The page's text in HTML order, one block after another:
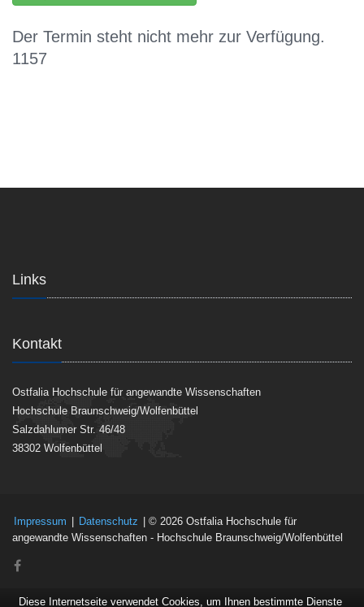
Der Termin steht nicht mehr zur Verfügung.
1157
Links
Kontakt
Ostfalia Hochschule für angewandte Wissenschaften
Hochschule Braunschweig/Wolfenbüttel
Salzdahlumer Str. 46/48
38302 Wolfenbüttel
Impressum Datenschutz
| © 2026 Ostfalia Hochschule für
angewandte Wissenschaften - Hochschule Braunschweig/Wolfenbüttel
Diese Internetseite verwendet Cookies, um Ihnen bestimmte Dienste